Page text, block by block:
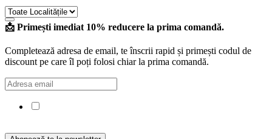
📩 Primești imediat 10% reducere la prima comandă.
Completează adresa de email, te înscrii rapid și primești codul de
discount pe care îl poți folosi chiar la prima comandă.